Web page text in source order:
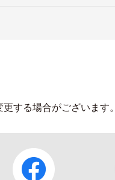
する場合がございます。